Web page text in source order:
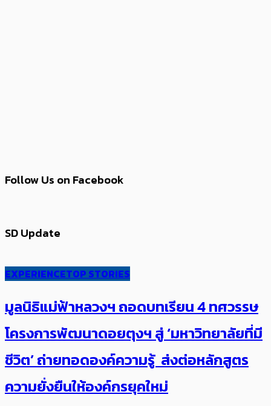
Follow Us on Facebook
SD Update
EXPERIENCETOP STORIES
มูลนิธิแม่ฟ้าหลวงฯ ถอดบทเรียน 4 ทศวรรษ
โครงการพัฒนาดอยตุงฯ สู่ ‘มหาวิทยาลัยที่มี
ชีวิต’ ถ่ายทอดองค์ความรู้ ส่งต่อหลักสูตร
ความยั่งยืนให้องค์กรยุคใหม่